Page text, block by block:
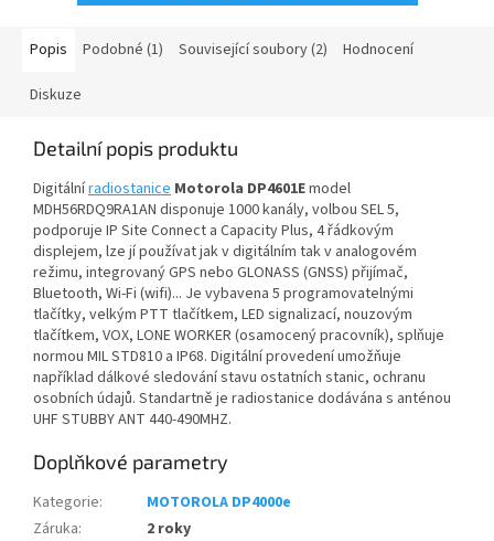
Popis Podobné (1) Související soubory (2) Hodnocení
Diskuze
Detailní popis produktu
Digitálníradiostanice Motorola DP4601Emodel
MDH56RDQ9RA1AN disponuje 1000 kanály, volbou SEL 5,
podporuje IP Site Connect a Capacity Plus, 4 řádkovým
displejem, lze jí používat jak v digitálním tak v analogovém
režimu, integrovaný GPS nebo GLONASS (GNSS) přijímač,
Bluetooth, Wi-Fi (wifi)... Je vybavena 5 programovatelnými
tlačítky, velkým PTT tlačítkem, LED signalizací, nouzovým
tlačítkem, VOX, LONE WORKER (osamocený pracovník), splňuje
normou MIL STD810 a IP68. Digitální provedení umožňuje
například dálkové sledování stavu ostatních stanic, ochranu
osobních údajů. Standartně je radiostanice dodávána s anténou
UHF STUBBY ANT 440-490MHZ.
Doplňkové parametry
Kategorie:
MOTOROLA DP4000e
Záruka:
2 roky